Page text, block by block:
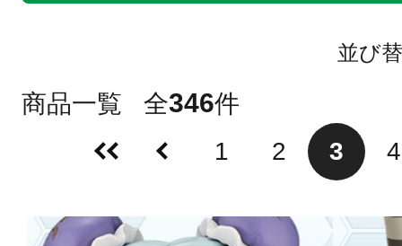
並び
商品一覧 全346件
1
2 3 4